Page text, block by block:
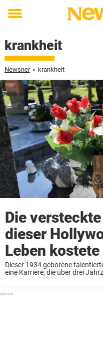
Toggle
krankheit
Newsner » krankheit
Die
dieser
Leben kostete
Dieser 1934 geborene
eine Karriere, die über drei